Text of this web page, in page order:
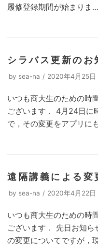
履修登録期間が始まりま…
シラバス更新のお
by sea-na 2020年4月25日
いつも商大生のための時
ございます． 4月24日に
で，その変更をアプリに
遠隔講義による変
by sea-na 2020年4月22日
いつも商大生のための時
ございます． 先日お知
の変更についてですが，